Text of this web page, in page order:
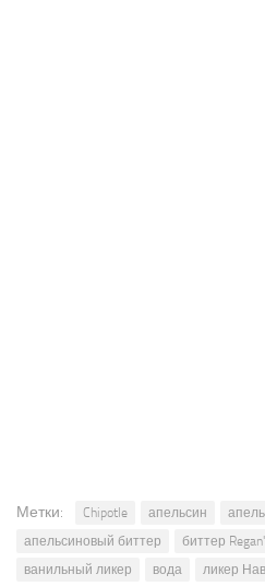
Метки: Chipotle апельсин
апельсиновый биттер
биттер
ванильный ликер
вода ликер